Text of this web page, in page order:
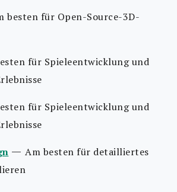
besten für Open-Source-3D-
für Spieleentwicklung und
für Spieleentwicklung und
—Am besten für detailliertes